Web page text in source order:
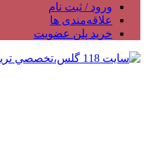
ورود / ثبت نام
علاقه‌مندی ها
خرید پلن عضویت